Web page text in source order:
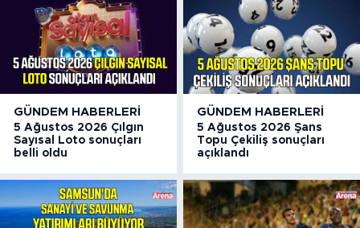
GÜNDEM HABERLERI
5 Ağustos 2026 Çılgın
Sayısal Loto sonuçları
belli oldu
GÜNDEM HABERLERI
5 Ağustos 2026 Şans
Topu Çekiliş sonuçları
açıklandı